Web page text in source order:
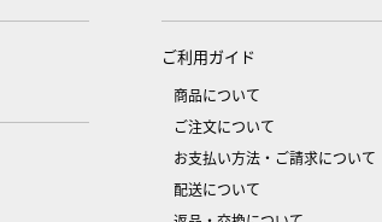
ご利用ガイド
商品について
ご注文について
お支払い方法・ご請求について
配送について